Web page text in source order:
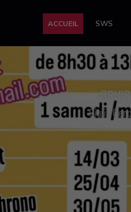
ACCUEIL SWS